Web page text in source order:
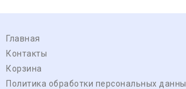
Главная
Контакты
Корзина
Политика обработки персональных